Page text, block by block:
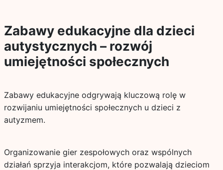
Zabawy edukacyjne dla dzieci
autystycznych – rozwój
umiejętności społecznych
Zabawy edukacyjne odgrywają kluczową rolę w
rozwijaniu umiejętności społecznych u dzieci z
autyzmem.
Organizowanie gier zespołowych oraz wspólnych
działań sprzyja interakcjom, które pozwalają dzieciom